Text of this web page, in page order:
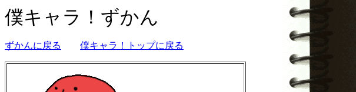
僕キャラ！ずかん
ずかんに戻る 僕キャラ！トップに戻る